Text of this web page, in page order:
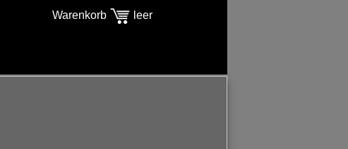
Warenkorb leer